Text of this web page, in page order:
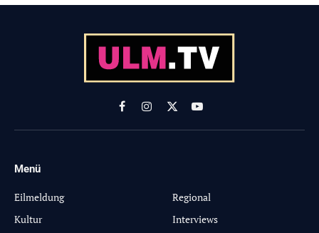
FacebookInstagram
X
(Twitter)
YouTube
Menü
Eilmeldung
Kultur
Regional
Interviews